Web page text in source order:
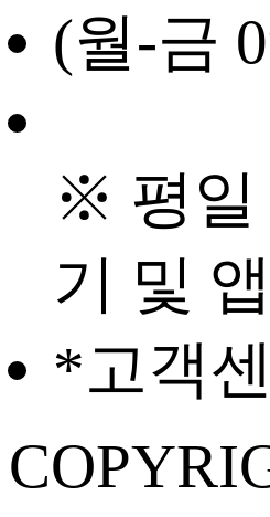
(월-금
※ 평일
기 및
*고객